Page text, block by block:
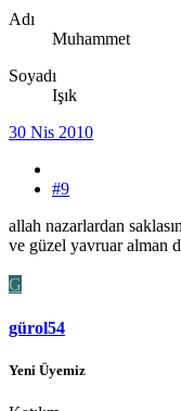
Adı
Muhammet
Soyadı
Işık
30 Nis 2010
#9
allah nazarlardan
ve güzel yavruar alman
G
gürol54
Yeni Üyemiz